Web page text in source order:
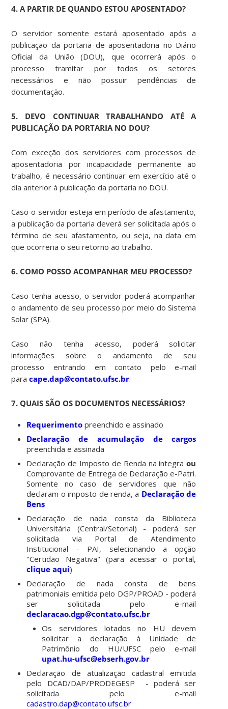
4. A PARTIR DE QUANDO ESTOU APOSENTADO?
O servidor somente estará aposentado após a
publicação da portaria de aposentadoria no Diário
Oficial da União (DOU), que ocorrerá após o
processo tramitar por todos os setores
necessários e não possuir pendências de
documentação.
5. DEVO CONTINUAR TRABALHANDO ATÉ A
PUBLICAÇÃO DA PORTARIA NO DOU?
Com exceção dos servidores com processos de
aposentadoria por incapacidade permanente ao
trabalho, é necessário continuar em exercício até o
dia anterior à publicação da portaria no DOU.
Caso o servidor esteja em período de afastamento,
a publicação da portaria deverá ser solicitada após o
término de seu afastamento, ou seja, na data em
que ocorreria o seu retorno ao trabalho.
6. COMO POSSO ACOMPANHAR MEU PROCESSO?
Caso tenha acesso, o servidor poderá acompanhar
o andamento de seu processo por meio do Sistema
Solar (SPA).
Caso não tenha acesso, poderá solicitar
informações sobre o andamento de seu
processo entrando em contato pelo e-mail
paracape.dap@contato.ufsc.br.
7. QUAIS SÃO OS DOCUMENTOS NECESSÁRIOS?
Requerimento preenchido e assinado
Declaração de acumulação de cargos
preenchida e assinada
Declaração de Imposto de Renda na íntegraou
Comprovante de Entrega de Declaração e-Patri.
Somente no caso de servidores que não
declaram o imposto de renda, a Declaração de
Bens
Declaração de nada consta da Biblioteca
Universitária (Central/Setorial) - poderá ser
solicitada via Portal de Atendimento
Institucional - PAI, selecionando a opção
"Certidão Negativa" (para acessar o portal,
clique aqui)
Declaração de nada consta de bens
patrimoniais emitida pelo DGP/PROAD - poderá
ser solicitada pelo e-mail
declaracao.dgp@contato.ufsc.br
Os servidores lotados no HU devem
solicitar a declaração à Unidade de
Patrimônio do HU/UFSC pelo e-mail
upat.hu-ufsc@ebserh.gov.br
Declaração de atualização cadastral emitida
pelo DCAD/DAP/PRODEGESP - poderá ser
solicitada pelo e-mail
cadastro.dap@contato.ufsc.br